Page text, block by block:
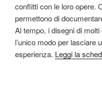
conflitti con le loro opere.
permettono di
Al tempo, i disegni di
l’unico modo per lasciare
esperienza. Leggi la